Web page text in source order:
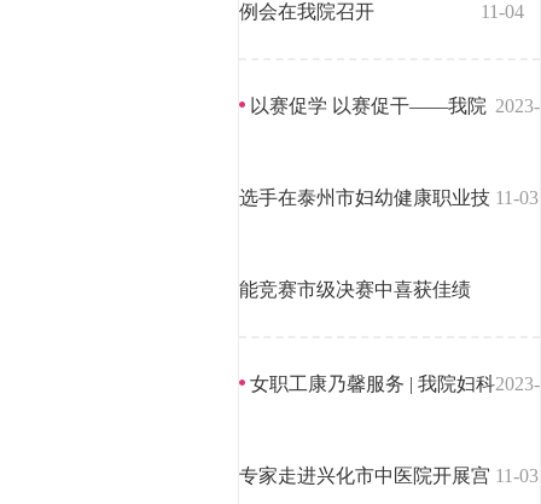
例会在我院召开 11-04
以赛促学 以赛促干——我院
选手在泰州市妇幼健康职业技
能竞赛市级决赛中喜获佳绩
2023-
11-03
女职工康乃馨服务 | 我院妇科
专家走进兴化市中医院开展宫
2023-
11-03